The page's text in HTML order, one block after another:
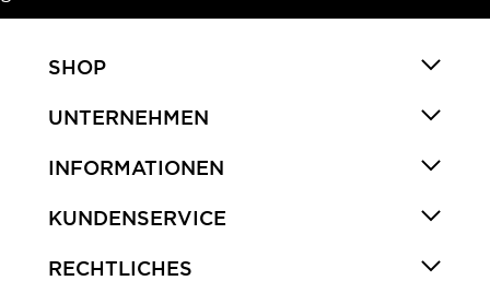
SHOP
UNTERNEHMEN
INFORMATIONEN
KUNDENSERVICE
RECHTLICHES